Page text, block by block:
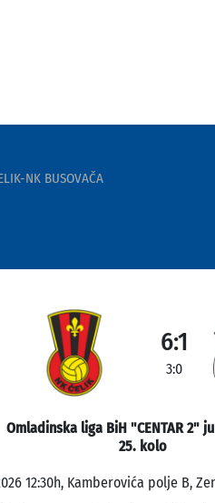
NK BUSOVAČA
6:1
3:0
Omladinska liga BiH "CENTAR 2"
25. kolo
12:30h, Kamberovića polje B,